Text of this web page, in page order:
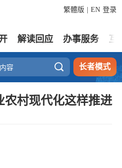
登录
繁體版 EN
解读回应 办事服务 互
 长者模式
农村现代化这样推进